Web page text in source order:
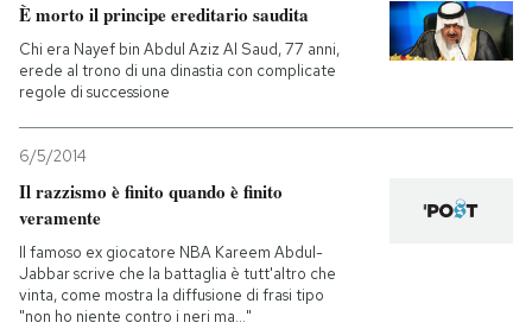
È morto il principe ereditario saudita
Chi era Nayef bin Abdul Aziz Al Saud, 77 anni,
erede al trono di una dinastia con complicate
regole di successione
6/5/2014
Il razzismo è finito quando è finito
veramente
Il famoso ex giocatore NBA Kareem Abdul-
Jabbar scrive che la battaglia è tutt'altro che
vinta, come mostra la diffusione di frasi tipo
"non ho niente contro i neri ma..."